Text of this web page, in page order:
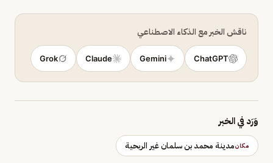
ناقش الخبر مع الذكاء الاصطناعي
ChatGPT
Gemini
Claude
Grok
وَرَد في الخبر
مكانمدينة محمد بن سلمان غير الربحية